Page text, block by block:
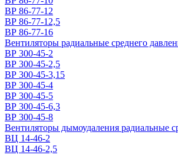
ВР 86-77-12
ВР 86-77-12,5
ВР 86-77-16
Вентиляторы радиальные среднего
ВР 300-45-2
ВР 300-45-2,5
ВР 300-45-3,15
ВР 300-45-4
ВР 300-45-5
ВР 300-45-6,3
ВР 300-45-8
Вентиляторы дымоудаления радиальные
ВЦ 14-46-2
ВЦ 14-46-2,5